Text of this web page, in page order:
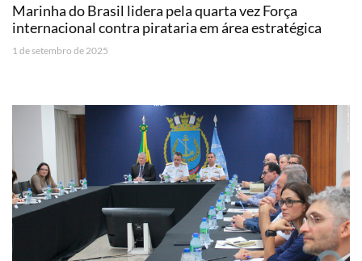
Marinha do Brasil lidera pela quarta vez Força
internacional contra pirataria em área estratégica
1 de setembro de 2025